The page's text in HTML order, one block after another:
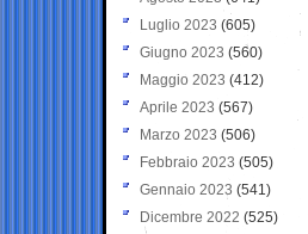
Luglio 2023 (605)
Giugno 2023 (560)
Maggio 2023 (412)
Aprile 2023 (567)
Marzo 2023 (506)
Febbraio 2023 (505)
Gennaio 2023 (541)
Dicembre 2022 (525)